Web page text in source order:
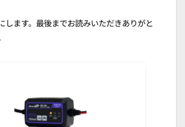
します。最後までお読みいただきありがと